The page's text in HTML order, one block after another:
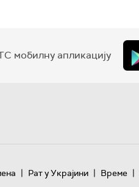
мобилну апликацију
| Рат у Украјини | Време |